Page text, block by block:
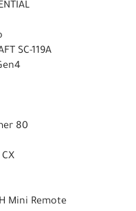
SC-119A
80
Mini Remote